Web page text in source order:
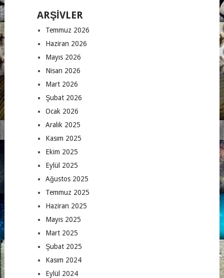
ARŞIVLER
Temmuz 2026
Haziran 2026
Mayıs 2026
Nisan 2026
Mart 2026
Şubat 2026
Ocak 2026
Aralık 2025
Kasım 2025
Ekim 2025
Eylül 2025
Ağustos 2025
Temmuz 2025
Haziran 2025
Mayıs 2025
Mart 2025
Şubat 2025
Kasım 2024
Eylül 2024